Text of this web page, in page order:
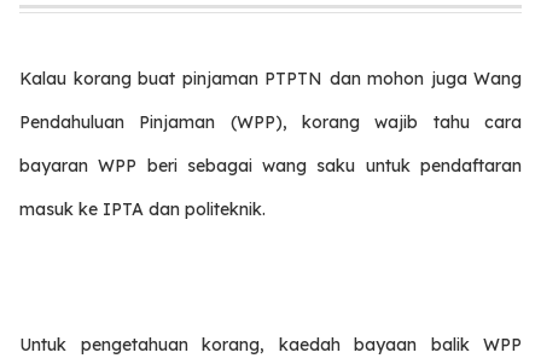
Kalau korang buat pinjaman PTPTN dan mohon juga Wang
Pendahuluan Pinjaman (WPP), korang wajib tahu cara
bayaran WPP beri sebagai wang saku untuk pendaftaran
masuk ke IPTA dan politeknik.
Untuk pengetahuan korang, kaedah bayaan balik WPP